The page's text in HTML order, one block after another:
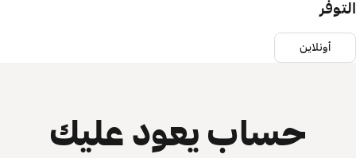
التوفر
أونلاين
حساب يعود عليك